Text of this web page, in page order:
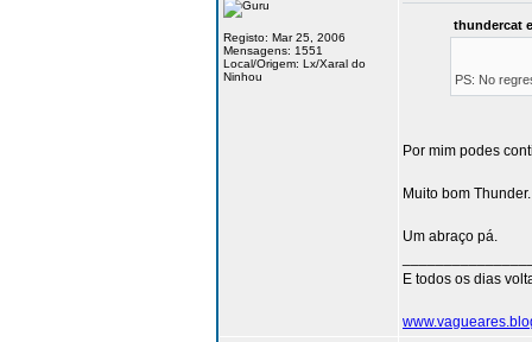
Registo: Mar 25, 2006
Mensagens: 1551
Local/Origem: Lx/Xaral do
Ninhou
thundercat
PS: No
Por mim podes
Muito bom
Um abraço pá.
E todos os dias